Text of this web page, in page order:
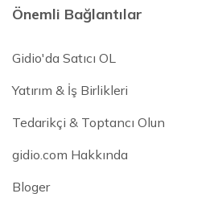
Önemli Bağlantılar
Gidio'da Satıcı OL
Yatırım & İş Birlikleri
Tedarikçi & Toptancı Olun
gidio.com Hakkında
Bloger